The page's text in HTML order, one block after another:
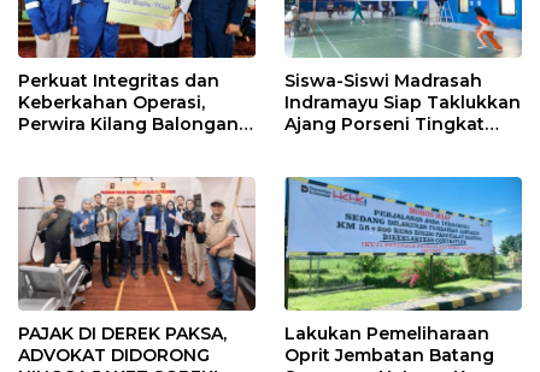
Perkuat Integritas dan
Keberkahan Operasi,
Perwira Kilang Balongan
Siswa-Siswi Madrasah
Indramayu Siap Taklukkan
Ajang Porseni Tingkat
PAJAK DI DEREK PAKSA,
ADVOKAT DIDORONG
Lakukan Pemeliharaan
Oprit Jembatan Batang